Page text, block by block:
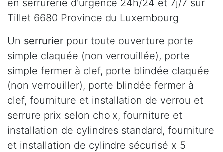
en serrurerie d'urgence 24h/24 et 7j/7 sur
Tillet 6680 Province du Luxembourg
Un serrurier pour toute ouverture porte
simple claquée (non verrouillée), porte
simple fermer à clef, porte blindée claquée
(non verrouiller), porte blindée fermer à
clef, fourniture et installation de verrou et
serrure prix selon choix, fourniture et
installation de cylindres standard, fourniture
et installation de cylindre sécurisé x 5